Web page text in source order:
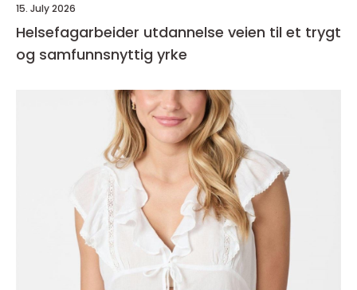
15. July 2026
Helsefagarbeider utdannelse veien til et trygt
og samfunnsnyttig yrke